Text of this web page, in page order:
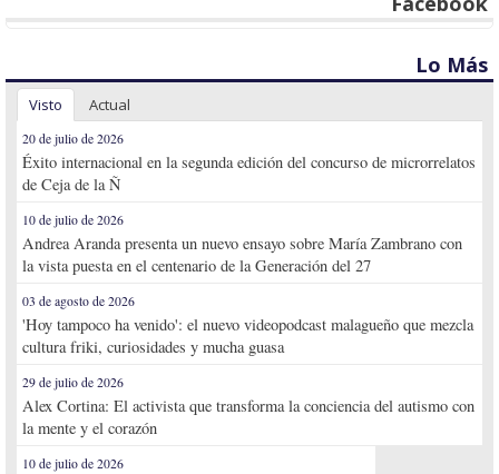
Lo Más
Visto Actual
20 de julio de 2026
Éxito internacional en la segunda edición del concurso de microrrelatos
de Ceja de la Ñ
10 de julio de 2026
Andrea Aranda presenta un nuevo ensayo sobre María Zambrano con
la vista puesta en el centenario de la Generación del 27
03 de agosto de 2026
'Hoy tampoco ha venido': el nuevo videopodcast malagueño que mezcla
cultura friki, curiosidades y mucha guasa
29 de julio de 2026
Alex Cortina: El activista que transforma la conciencia del autismo con
la mente y el corazón
10 de julio de 2026